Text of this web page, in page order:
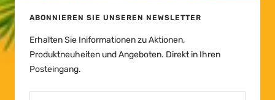
ABONNIEREN SIE UNSEREN NEWSLETTER
Erhalten Sie Iniformationen zu Aktionen,
Produktneuheiten und Angeboten. Direkt in Ihren
Posteingang.